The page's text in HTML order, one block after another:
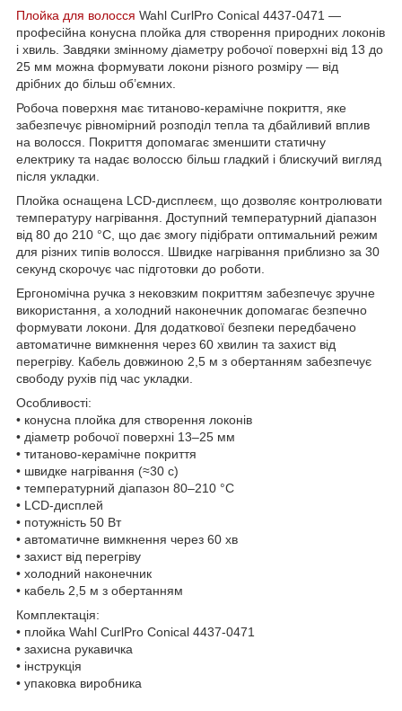
Плойка для волосся Wahl CurlPro Conical 4437-0471 —
професійна конусна плойка для створення природних локонів
і хвиль. Завдяки змінному діаметру робочої поверхні від 13 до
25 мм можна формувати локони різного розміру — від
дрібних до більш об’ємних.
Робоча поверхня має титаново-керамічне покриття, яке
забезпечує рівномірний розподіл тепла та дбайливий вплив
на волосся. Покриття допомагає зменшити статичну
електрику та надає волоссю більш гладкий і блискучий вигляд
після укладки.
Плойка оснащена LCD-дисплеєм, що дозволяє контролювати
температуру нагрівання. Доступний температурний діапазон
від 80 до 210 °C, що дає змогу підібрати оптимальний режим
для різних типів волосся. Швидке нагрівання приблизно за 30
секунд скорочує час підготовки до роботи.
Ергономічна ручка з нековзким покриттям забезпечує зручне
використання, а холодний наконечник допомагає безпечно
формувати локони. Для додаткової безпеки передбачено
автоматичне вимкнення через 60 хвилин та захист від
перегріву. Кабель довжиною 2,5 м з обертанням забезпечує
свободу рухів під час укладки.
Особливості:
• конусна плойка для створення локонів
• діаметр робочої поверхні 13–25 мм
• титаново-керамічне покриття
• швидке нагрівання (≈30 с)
• температурний діапазон 80–210 °C
• LCD-дисплей
• потужність 50 Вт
• автоматичне вимкнення через 60 хв
• захист від перегріву
• холодний наконечник
• кабель 2,5 м з обертанням
Комплектація:
• плойка Wahl CurlPro Conical 4437-0471
• захисна рукавичка
• інструкція
• упаковка виробника